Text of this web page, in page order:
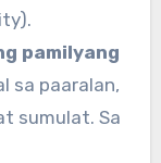
pamilyang
sa paaralan,
sumulat. Sa